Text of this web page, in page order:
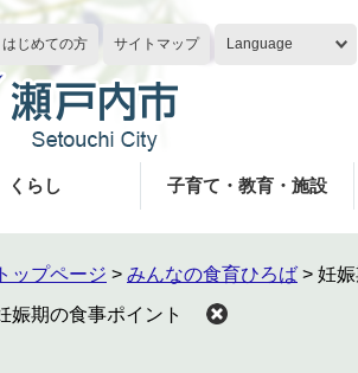
はじめての方 サイトマップ Language
くらし 子育て・教育・施設
トップページ > みんなの食育ひろば > 妊
娠期の食事ポイント